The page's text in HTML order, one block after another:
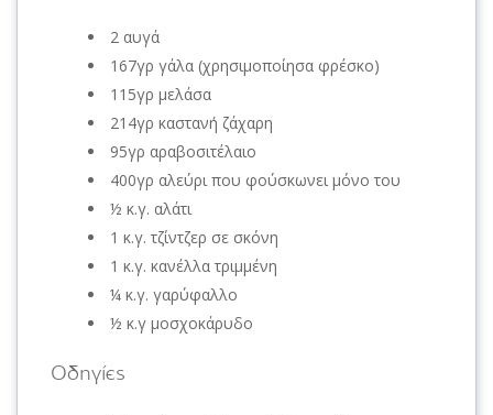
2 αυγά
167γρ γάλα (χρησιμοποίησα φρέσκο)
115γρ μελάσα
214γρ καστανή ζάχαρη
95γρ αραβοσιτέλαιο
400γρ αλεύρι που φούσκωνει μόνο του
½ κ.γ. αλάτι
1 κ.γ. τζίντζερ σε σκόνη
1 κ.γ. κανέλλα τριμμένη
¼ κ.γ. γαρύφαλλο
½ κ.γ μοσχοκάρυδο
Οδηγίες